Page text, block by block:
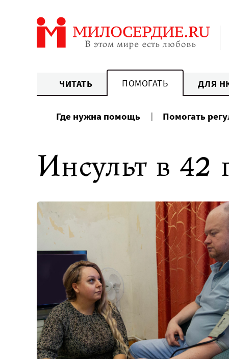
ЧИТАТЬ ПОМОГАТЬ ДЛЯ
Где нужна помощь Помогать
Инсульт в 42